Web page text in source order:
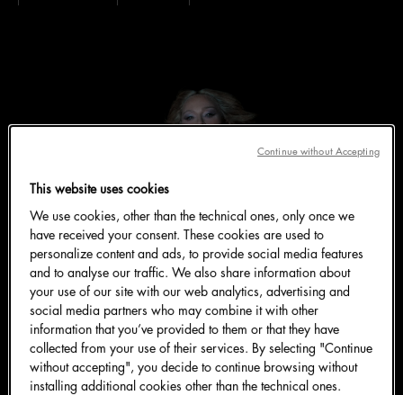
This website uses cookies
We use cookies, other than the technical ones, only once we
have received your consent. These cookies are used to
personalize content and ads, to provide social media features
and to analyse our traffic. We also share information about
your use of our site with our web analytics, advertising and
social media partners who may combine it with other
information that you’ve provided to them or that they have
collected from your use of their services. By selecting "Continue
without accepting", you decide to continue browsing without
installing additional cookies other than the technical ones.
Continue without Accepting